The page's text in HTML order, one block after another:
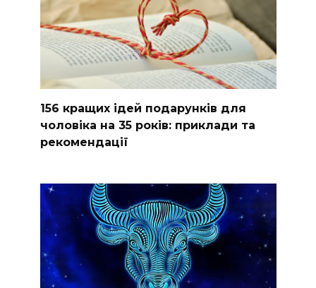
156 кращих ідей подарунків для
чоловіка на 35 років: приклади та
рекомендації